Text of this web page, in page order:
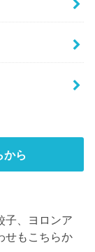
から
子、ヨロンア
せもこちらか